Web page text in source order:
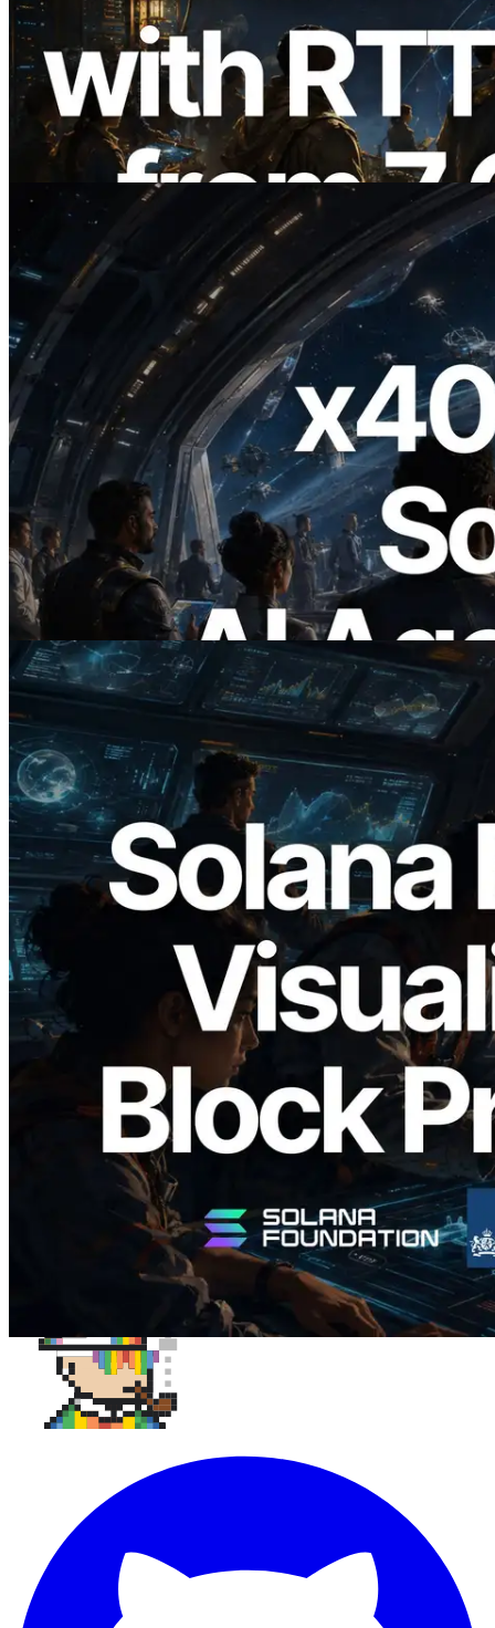
ERPC Memperluas Solana Leader Slot
API dengan Pengukuran Ping dari 7
Region Global — Validators Information
API Juga Diluncurkan
2026.07.04
ERPC Meluncurkan Solana RPC
Berbasis x402 — Era AI Agent
Membayar API yang Dibutuhkan Secara
On Demand
Baca artikel ini
2026.05.24
Validators Solutions Meluncurkan Solana
Block Analyzer — Memvisualisasikan
Waktu Produksi Blok per Slot dan
Validator yang Ditugaskan